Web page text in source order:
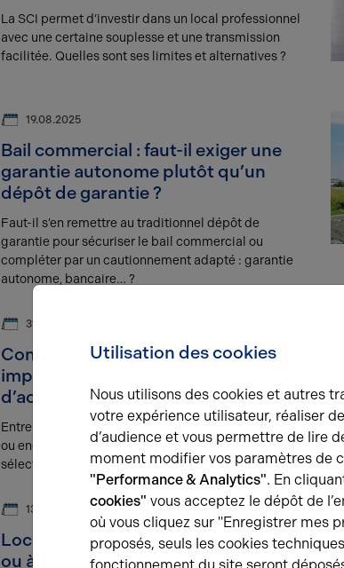
La SCI permet d’investir dans un local professionnel
avec une certaine souplesse et une transmission
facilitée. Quelles sont ses limites et alternatives ?
19.08.2025
Bail commercial : faut-il exiger une
garantie autonome plutôt qu’un
dépôt de garantie ?
Faut-il s’en remettre au traditionnel dépôt de
garantie pour sécuriser le bail commercial ou
compléter par un cautionnement adapté : garantie
autonome, bancaire… ?
31.07.2025
Comment optimiser votre
implantation selon le type de zone
d’activité ?
Entre les zones artisanales et industrielles, les ZAC
ou encore les zones franches urbaines, comment
sélectionner le site le plus adapté à ses activités ?
13.06.2025
Local d’activité : achat par la société
ou à titre personnel ?
Utilisation des cookies
Nous utilisons des cookies et autres
votre expérience utilisateur, réaliser
d’audience et vous permettre de lire
moment modifier vos paramètres de
"Performance & Analytics". En
cookies" vous acceptez le dépôt de
où vous cliquez sur "Enregistrer mes
proposés, seuls les cookies
fonctionnement du site seront